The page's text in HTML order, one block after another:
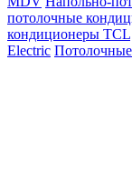
потолочные
кондиционеры TCL
Electric